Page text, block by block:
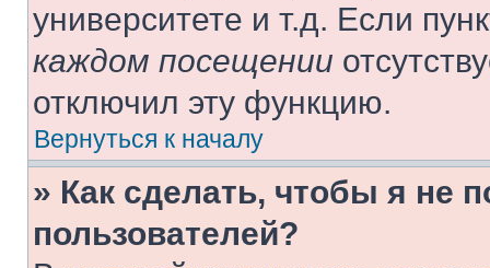
университете и т.д. Если
каждом посещении
отключил эту функцию.
Вернуться к началу
» Как сделать, чтобы я не
пользователей?